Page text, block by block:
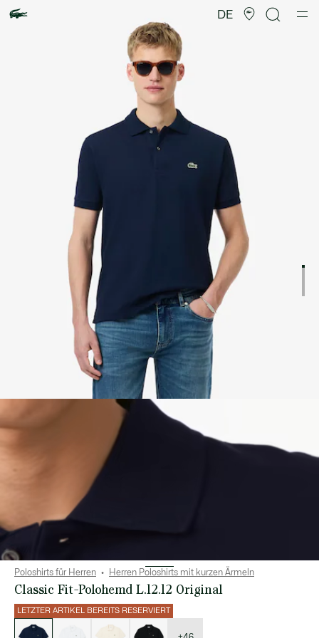
DE
Poloshirts für Herren Herren Poloshirts mit kurzen Ärmeln
Classic Fit-Polohemd L.12.12 Original
LETZTER ARTIKEL BEREITS RESERVIERT
der
Varianten